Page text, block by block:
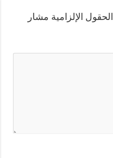
الحقول الإلزامية مشار